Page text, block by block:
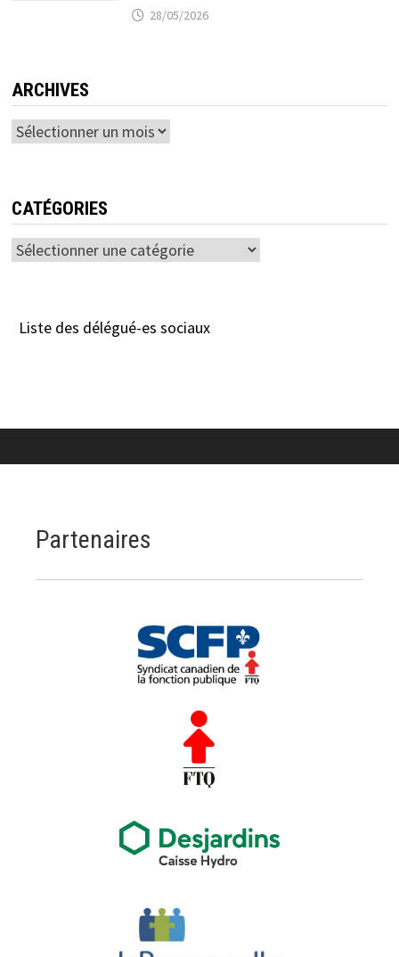
28/05/2026
ARCHIVES
Archives
CATÉGORIES
Catégories
Liste des délégué-es sociaux
Partenaires